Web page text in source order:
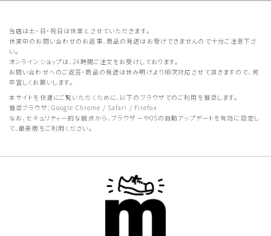
当店は土・日・祝日は休業とさせていただきます。
休業中のお問い合わせのお返事、商品の発送はお受けできませんので十分ご注意下さ
い。
オンラインショップは、24時間ご注文をお受けしております。
お問い合わせへのご返答・商品の発送は休み明けより順次対応させて頂きますので、何
卒宜しくお願いします。
本サイトを快適にご覧いただくために、以下のブラウザでのご利用を推奨します。
推奨ブラウザ：Google Chrome / Safari / Firefox
なお、セキュリティー的な観点から、ブラウザーやOSの自動アップデートを有効に設定し
て、最新版をご利用ください。